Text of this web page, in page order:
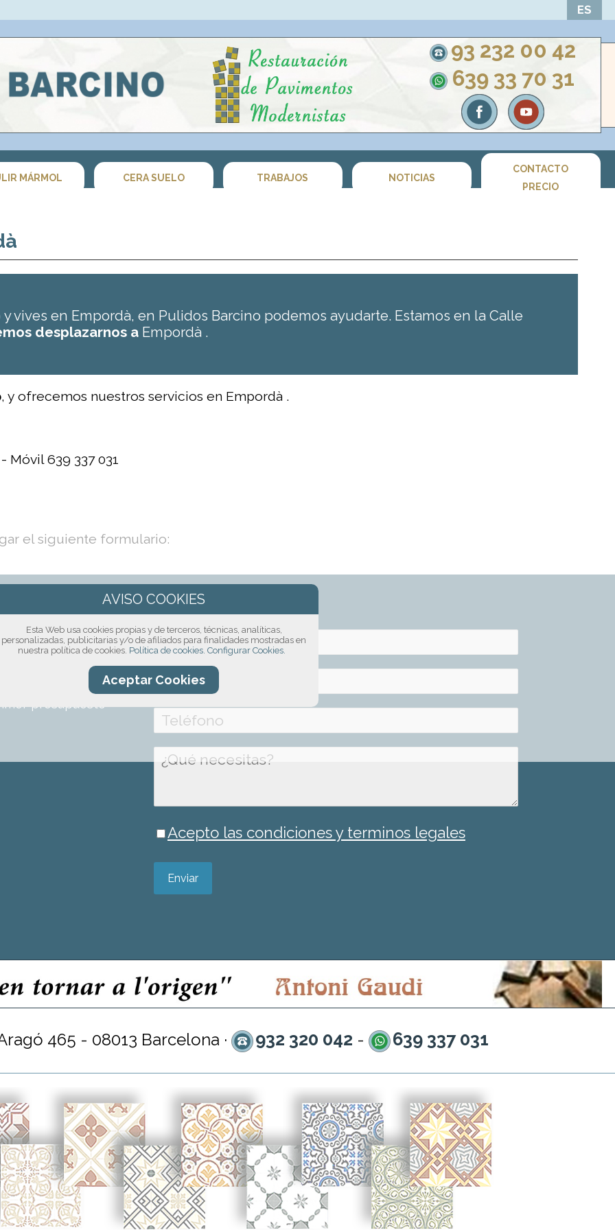
ES
93 232 00 42
639 33 70 31
MÁRMOL CERA SUELO TRABAJOS NOTICIAS
CONTACTO
PRECIO
y vives en Empordà, en Pulidos Barcino podemos ayudarte. Estamos en la Calle
desplazarnos a Empordà .
, y ofrecemos nuestros servicios en Empordà .
Móvil 639 337 031
el siguiente formulario:
formulario, por
sobre el
presupuesto
Acepto las condiciones y terminos legales
Enviar
465 - 08013 Barcelona · 932 320 042 - 639 337 031
Esta Web usa cookies propias y de terceros, técnicas, analíticas,
personalizadas, publicitarias y/o de afiliados para finalidades mostradas en
nuestra política de cookies. Política de cookies. Configurar Cookies.
Aceptar Cookies